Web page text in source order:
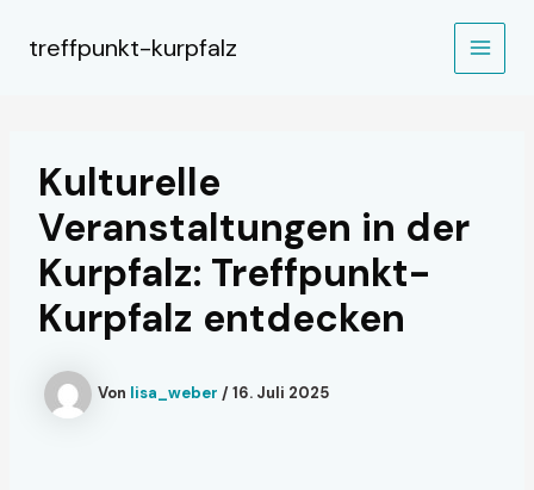
Inhalttreffpunkt-kurpfalz
MAIN
Kulturelle
Veranstaltungen in der
Kurpfalz: Treffpunkt-
Kurpfalz entdecken
Von lisa_weber /16. Juli 2025